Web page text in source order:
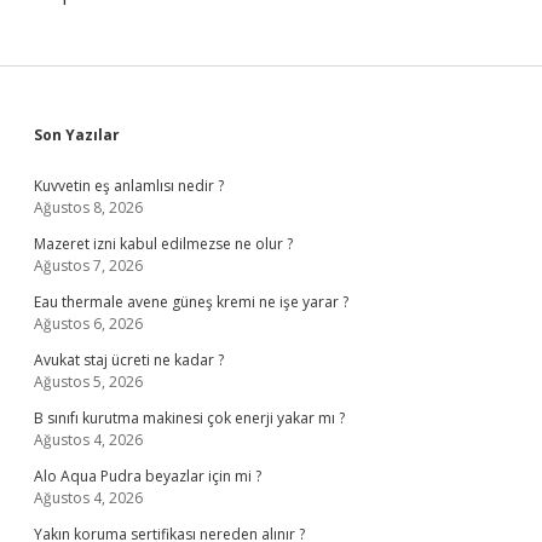
Sidebar
Son Yazılar
Kuvvetin eş anlamlısı nedir ?
Ağustos 8, 2026
Mazeret izni kabul edilmezse ne olur ?
Ağustos 7, 2026
Eau thermale avene güneş kremi ne işe yarar ?
Ağustos 6, 2026
Avukat staj ücreti ne kadar ?
Ağustos 5, 2026
B sınıfı kurutma makinesi çok enerji yakar mı ?
Ağustos 4, 2026
Alo Aqua Pudra beyazlar için mi ?
Ağustos 4, 2026
Yakın koruma sertifikası nereden alınır ?